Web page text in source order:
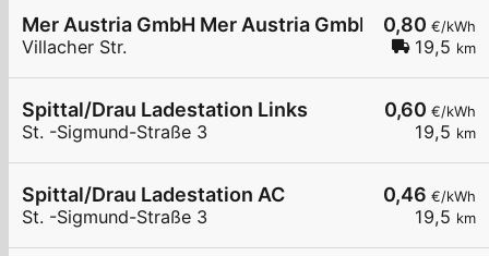
0,80 €/kWh
19,5 km
Mer Austria GmbH Mer Austria GmbH - Spittal
Villacher Str.
0,60 €/kWh
19,5 km
Spittal/Drau Ladestation Links
St. -Sigmund-Straße 3
0,46 €/kWh
19,5 km
Spittal/Drau Ladestation AC
St. -Sigmund-Straße 3